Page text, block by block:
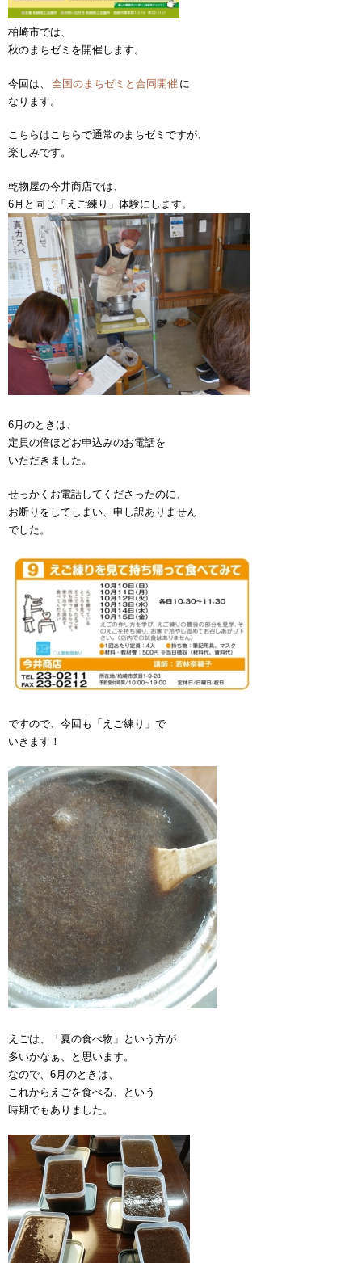
柏崎市では、
秋のまちゼミを開催します。
今回は、 全国のまちゼミと合同開催 に
なります。
こちらはこちらで通常のまちゼミですが、
楽しみです。
乾物屋の今井商店では、
6月と同じ「えご練り」体験にします。
6月のときは、
定員の倍ほどお申込みのお電話を
いただきました。
せっかくお電話してくださったのに、
お断りをしてしまい、申し訳ありません
でした。
ですので、今回も「えご練り」で
いきます！
えごは、「夏の食べ物」という方が
多いかなぁ、と思います。
なので、6月のときは、
これからえごを食べる、という
時期でもありました。